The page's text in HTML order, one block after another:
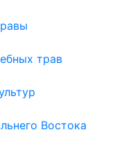
трав
Востока